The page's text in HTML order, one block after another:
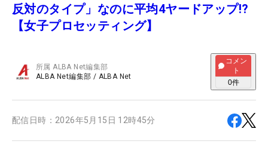
反対のタイプ」なのに平均4ヤードアップ!?
【女子プロセッティング】
所属ALBA Net編集部
ALBA Net編集部 / ALBA Net
コメン
ト
0件
配信日時： 2026年5月15日 12時45分